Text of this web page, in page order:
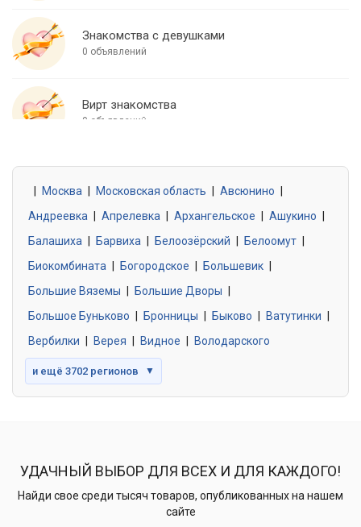
Знакомства с девушками
0 объявлений
Вирт знакомства
0 объявлений
0 объявлений
Знакомства без обязательств
0 объявлений
Москва Московская область Авсюнино
Андреевка
Апрелевка Архангельское Ашукино
Балашиха
Барвиха Белоозёрский Белоомут
Биокомбината
Богородское Большевик
Большие Вяземы
Большие Дворы
Большое Буньково
Бронницы Быково Ватутинки
Вербилки
Верея Видное Володарского
и ещё 3702 регионов ▼
УДАЧНЫЙ ВЫБОР ДЛЯ ВСЕХ И ДЛЯ КАЖДОГО!
Найди свое среди тысяч товаров, опубликованных на нашем
сайте